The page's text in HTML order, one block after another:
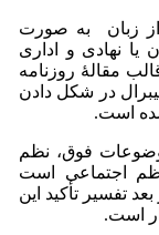
زبان به صورت
نهادی و اداری
مقالۀ روزنامه
در شکل دادن
است.
فوق، نظم
اجتماعی است
تفسیر تأکید این
است.